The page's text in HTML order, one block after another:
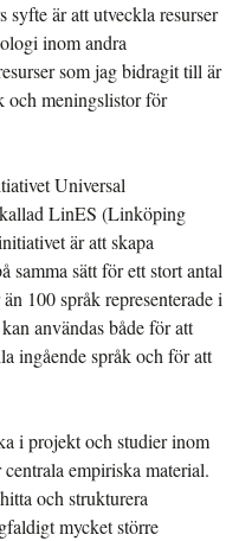
syfte är att utveckla resurser
inom andra
som jag bidragit till är
och meningslistor för
Universal
LinES (Linköping
är att skapa
samma sätt för ett stort antal
100 språk representerade i
användas både för att
ingående språk och för att
i projekt och studier inom
empiriska material.
och strukturera
mycket större